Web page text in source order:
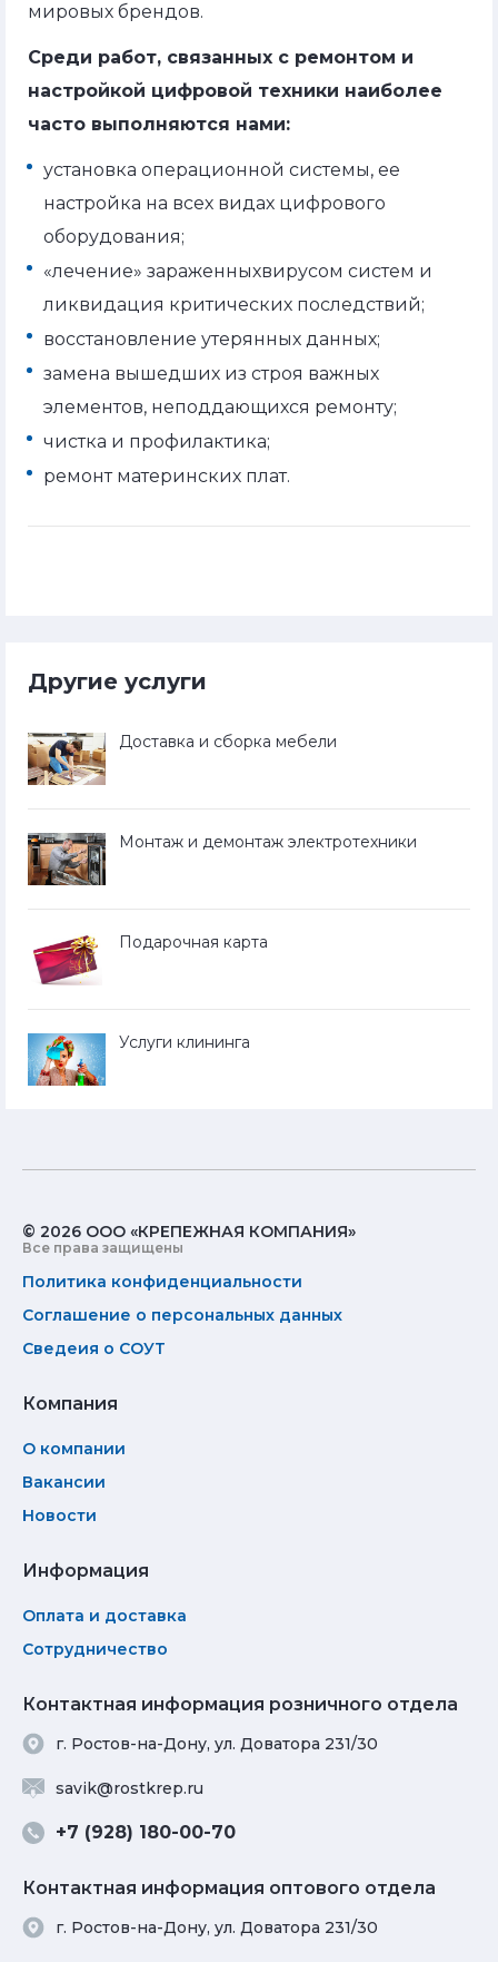
мировых брендов.
Среди работ, связанных с ремонтом и
настройкой цифровой техники наиболее
часто выполняются нами:
установка операционной системы, ее
настройка на всех видах цифрового
оборудования;
«лечение» зараженныхвирусом систем и
ликвидация критических последствий;
восстановление утерянных данных;
замена вышедших из строя важных
элементов, неподдающихся ремонту;
чистка и профилактика;
ремонт материнских плат.
Другие услуги
Доставка и сборка мебели
Монтаж и демонтаж электротехники
Подарочная карта
Услуги клининга
© 2026 ООО «КРЕПЕЖНАЯ КОМПАНИЯ»
Все права защищены
Политика конфиденциальности
Соглашение о персональных данных
Сведеия о СОУТ
Компания
О компании
Вакансии
Новости
Информация
Оплата и доставка
Сотрудничество
Контактная информация розничного отдела
г. Ростов-на-Дону, ул. Доватора 231/30
savik@rostkrep.ru
+7 (928) 180-00-70
Контактная информация оптового отдела
г. Ростов-на-Дону, ул. Доватора 231/30